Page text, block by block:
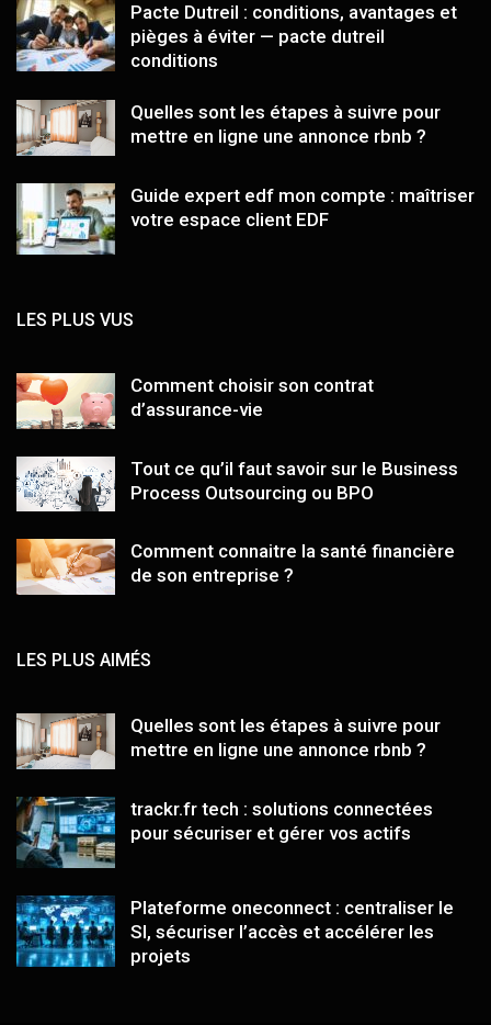
Pacte Dutreil : conditions, avantages et
pièges à éviter — pacte dutreil
conditions
Quelles sont les étapes à suivre pour
mettre en ligne une annonce rbnb ?
Guide expert edf mon compte : maîtriser
votre espace client EDF
LES PLUS VUS
Comment choisir son contrat
d’assurance-vie
Tout ce qu’il faut savoir sur le Business
Process Outsourcing ou BPO
Comment connaitre la santé financière
de son entreprise ?
LES PLUS AIMÉS
Quelles sont les étapes à suivre pour
mettre en ligne une annonce rbnb ?
trackr.fr tech : solutions connectées
pour sécuriser et gérer vos actifs
Plateforme oneconnect : centraliser le
SI, sécuriser l’accès et accélérer les
projets